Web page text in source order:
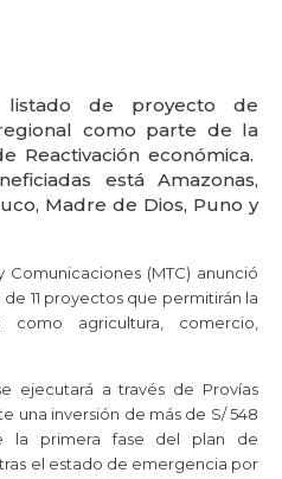
de proyecto de
como parte de la
Reactivación económica.
está Amazonas,
Madre de Dios, Puno y
Comunicaciones (MTC) anunció
11 proyectos que permitirán la
como agricultura, comercio,
ejecutará a través de Provías
una inversión de más de S/ 548
la primera fase del plan de
el estado de emergencia por